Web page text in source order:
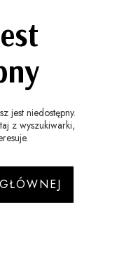
jest niedostępny.
z wyszukiwarki,